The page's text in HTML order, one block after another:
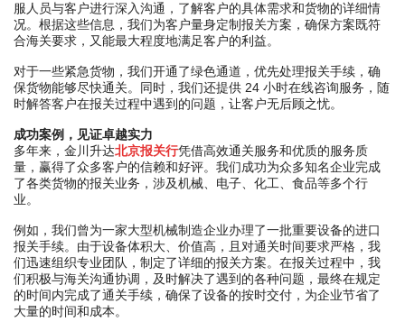
服人员与客户进行深入沟通，了解客户的具体需求和货物的详细情
况。根据这些信息，我们为客户量身定制报关方案，确保方案既符
合海关要求，又能最大程度地满足客户的利益。
对于一些紧急货物，我们开通了绿色通道，优先处理报关手续，确
保货物能够尽快通关。同时，我们还提供 24 小时在线咨询服务，随
时解答客户在报关过程中遇到的问题，让客户无后顾之忧。
成功案例，见证卓越实力
多年来，金川升达北京报关行凭借高效通关服务和优质的服务质
量，赢得了众多客户的信赖和好评。我们成功为众多知名企业完成
了各类货物的报关业务，涉及机械、电子、化工、食品等多个行
业。
例如，我们曾为一家大型机械制造企业办理了一批重要设备的进口
报关手续。由于设备体积大、价值高，且对通关时间要求严格，我
们迅速组织专业团队，制定了详细的报关方案。在报关过程中，我
们积极与海关沟通协调，及时解决了遇到的各种问题，最终在规定
的时间内完成了通关手续，确保了设备的按时交付，为企业节省了
大量的时间和成本。